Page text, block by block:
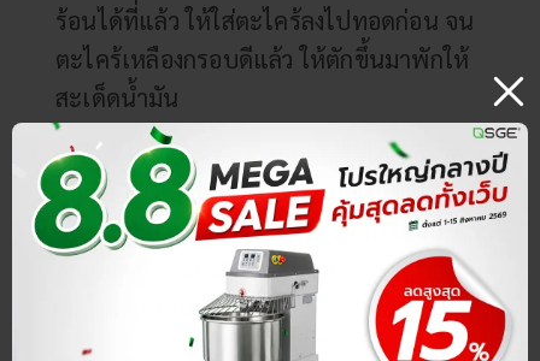
ร้อนได้ที่แล้ว ให้ใส่ตะไคร้ลงไปทอดก่อน จน
ตะไคร้เหลืองกรอบดีแล้ว ให้ตักขึ้นมาพักให้
สะเด็ดน้ำมัน
ใส่ปีกไก่ลงไปทอดต่อ ทอดจนปีกไก่เหลืองสวย
ค่อยพลิกเป็นอีกด้าน และคอยพลิกปีกไก่อยู่
เสมอ เพื่อไม่ให้ติดก้นกระทะ พอทอดจนเหลือง
กรอบสวยเหมือนกันทุกชิ้นแล้ว ค่อยตักขึ้นมา
พักให้สะเด็ดน้ำมัน